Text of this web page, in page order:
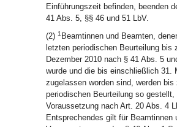
Einführungszeit befinden, beenden
41 Abs. 5, §§ 46 und 51 LbV.
(2) 1 Beamtinnen und Beamten,
letzten periodischen Beurteilung bis
Dezember 2010 nach § 41 Abs. 5
wurde und die bis einschließlich 31.
zugelassen worden sind, werden bis
periodischen Beurteilung so
Voraussetzung nach Art. 20 Abs. 4
Entsprechendes gilt für Beamtinnen